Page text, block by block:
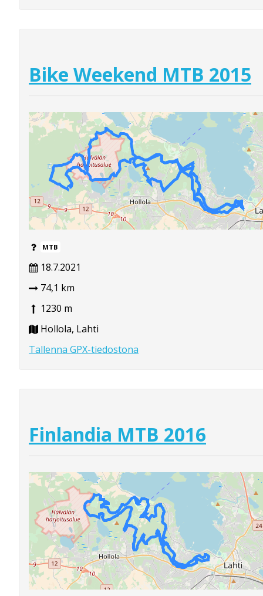
Bike Weekend MTB 2015
MTB
18.7.2021
74,1 km
1230 m
Hollola, Lahti
Tallenna GPX-tiedostona
Finlandia MTB 2016